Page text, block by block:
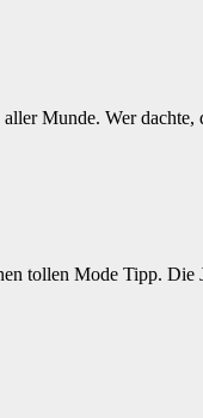
Munde. Wer
tollen Mode Tipp.